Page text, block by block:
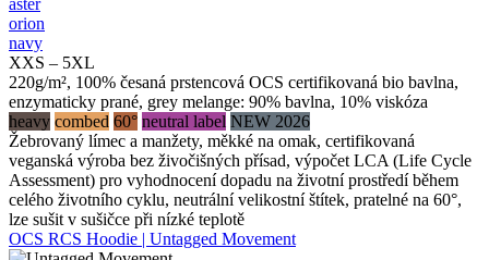
aster
orion
navy
XXS – 5XL
220g/m², 100% česaná prstencová OCS certifikovaná bio bavlna,
enzymaticky prané, grey melange: 90% bavlna, 10% viskóza
heavy combed 60° neutral label NEW 2026
Žebrovaný límec a manžety, měkké na omak, certifikovaná
veganská výroba bez živočišných přísad, výpočet LCA (Life Cycle
Assessment) pro vyhodnocení dopadu na životní prostředí během
celého životního cyklu, neutrální velikostní štítek, pratelné na 60°,
lze sušit v sušičce při nízké teplotě
OCS RCS Hoodie | Untagged Movement